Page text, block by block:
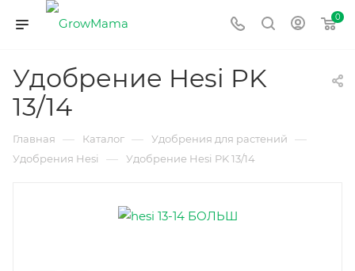
0
Удобрение Hesi PK
13/14
Главная — Каталог — Удобрения для растений —
Удобрения Hesi — Удобрение Hesi PK 13/14